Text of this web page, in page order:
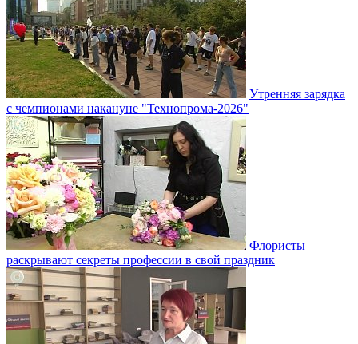
Утренняя зарядка
с чемпионами накануне "Технопрома-2026"
Флористы
раскрывают секреты профессии в свой праздник